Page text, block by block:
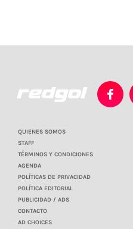
QUIENES SOMOS
STAFF
TÉRMINOS Y CONDICIONES
AGENDA
POLÍTICAS DE PRIVACIDAD
POLÍTICA EDITORIAL
PUBLICIDAD / ADS
CONTACTO
AD CHOICES